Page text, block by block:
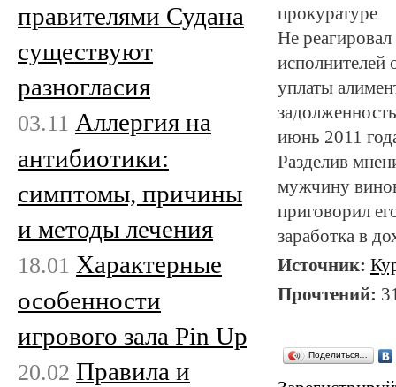
прокуратуре
Не
исполнителей
уплаты
июнь 2011
Разделив
мужчину
приговорил
заработка в
Источник:
Прочтений:
Поделиться…
правителями Судана
существуют
разногласия
03.11 Аллергия на
антибиотики:
симптомы, причины
и методы лечения
18.01 Характерные
особенности
игрового зала Pin Up
20.02 Правила и